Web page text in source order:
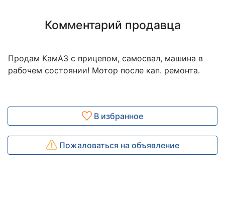
Комментарий продавца
Продам КамАЗ с прицепом, самосвал, машина в
рабочем состоянии! Мотор после кап. ремонта.
В избранное
Пожаловаться на объявление